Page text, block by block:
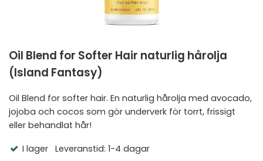
Oil Blend for Softer Hair naturlig hårolja
(Island Fantasy)
Oil Blend for softer hair. En naturlig hårolja med avocado,
jojoba och cocos som gör underverk för torrt, frissigt
eller behandlat hår!
I lager Leveranstid: 1-4 dagar